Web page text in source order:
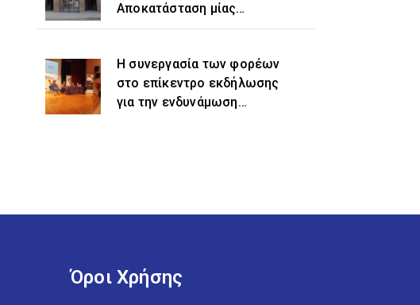
Αποκατάσταση μίας
ιστορικής αδικίας η
«Ελευθέριο» στην
ονομασία του δήμου
Η συνεργασία των φορέων
στο επίκεντρο εκδήλωσης
για την ενδυνάμωση
Όροι Χρήσης